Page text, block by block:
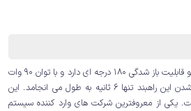
راهبند بتا B501 با بوم 5 متری تاشو قابلیت باز شدگی 180 درجه ای دارد و با توان 90 وات
با برق 220 ولت کار می کند. باز شدن این راهبند تنها 6 ثانیه به طول می انجامد. این
یکی از معروفترین شرکت های وارد کننده سیستم